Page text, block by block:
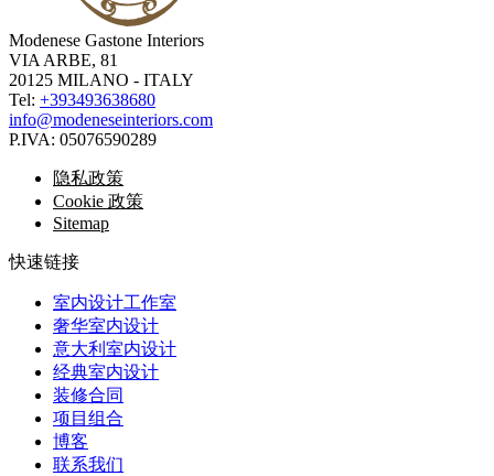
Modenese Gastone Interiors
VIA ARBE, 81
20125 MILANO - ITALY
Tel: +393493638680
info@modeneseinteriors.com
P.IVA: 05076590289
隐私政策
Cookie 政策
Sitemap
快速链接
室内设计工作室
奢华室内设计
意大利室内设计
经典室内设计
装修合同
项目组合
博客
联系我们